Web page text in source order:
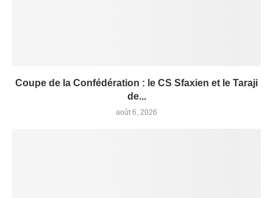
Coupe de la Confédération : le CS Sfaxien et le Taraji
de...
août 6, 2026